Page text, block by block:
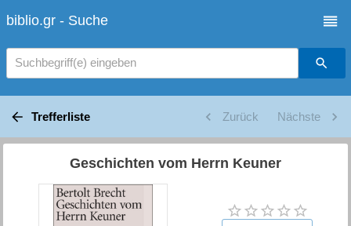
biblio.gr - Suche
Suchbegriff(e) eingeben
Trefferliste Zurück Nächste
Geschichten vom Herrn Keuner